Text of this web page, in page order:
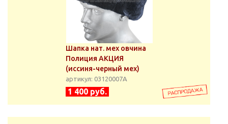
Шапка нат. мех овчина
Полиция АКЦИЯ
(иссиня-черный мех)
артикул: 03120007А
1 400 руб.